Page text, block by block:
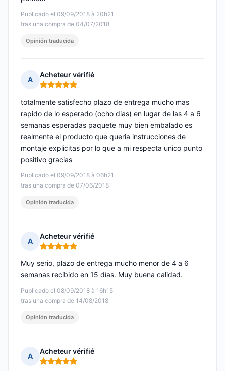
Publicado el 09/09/2018 à 20h21
tras una compra de 04/07/2018
Opinión traducida
A
Acheteur vérifié
Nota: 5 de 5
Publicado el 09/09/2018 à 06h21
tras una compra de 07/06/2018
totalmente satisfecho plazo de entrega mucho mas
rapido de lo esperado (ocho dias) en lugar de las 4 a 6
semanas esperadas paquete muy bien embalado es
realmente el producto que queria instrucciones de
montaje explicitas por lo que a mi respecta unico punto
positivo gracias
Opinión traducida
A
Acheteur vérifié
Nota: 5 de 5
Publicado el 08/09/2018 à 16h15
tras una compra de 14/08/2018
Muy serio, plazo de entrega mucho menor de 4 a 6
semanas recibido en 15 días. Muy buena calidad.
Opinión traducida
A
Acheteur vérifié
Nota: 5 de 5